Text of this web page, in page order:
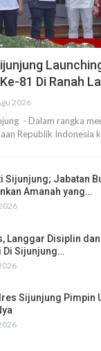
81 Di Ranah
2026
- Dalam rangka
Republik Indonesia
Sijunjung; Jabatan
Amanah yang…
Langgar Disiplin
Di Sijunjung…
Sijunjung Pimpin